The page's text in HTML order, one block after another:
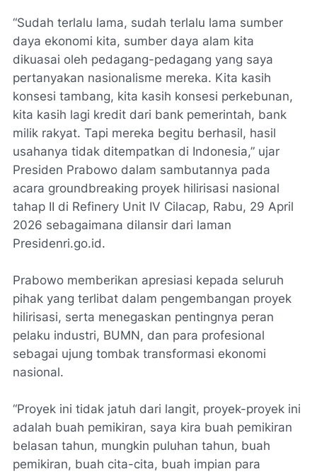
“Sudah terlalu lama, sudah terlalu lama sumber
daya ekonomi kita, sumber daya alam kita
dikuasai oleh pedagang-pedagang yang saya
pertanyakan nasionalisme mereka. Kita kasih
konsesi tambang, kita kasih konsesi perkebunan,
kita kasih lagi kredit dari bank pemerintah, bank
milik rakyat. Tapi mereka begitu berhasil, hasil
usahanya tidak ditempatkan di Indonesia,” ujar
Presiden Prabowo dalam sambutannya pada
acara groundbreaking proyek hilirisasi nasional
tahap II di Refinery Unit IV Cilacap, Rabu, 29 April
2026 sebagaimana dilansir dari laman
Presidenri.go.id.
Prabowo memberikan apresiasi kepada seluruh
pihak yang terlibat dalam pengembangan proyek
hilirisasi, serta menegaskan pentingnya peran
pelaku industri, BUMN, dan para profesional
sebagai ujung tombak transformasi ekonomi
nasional.
“Proyek ini tidak jatuh dari langit, proyek-proyek ini
adalah buah pemikiran, saya kira buah pemikiran
belasan tahun, mungkin puluhan tahun, buah
pemikiran, buah cita-cita, buah impian para